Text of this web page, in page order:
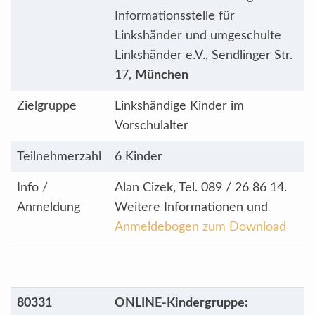
Informationsstelle für
Linkshänder und umgeschulte
Linkshänder e.V., Sendlinger Str.
17, München
Zielgruppe
Linkshändige Kinder im
Vorschulalter
Teilnehmerzahl 6 Kinder
Info /
Anmeldung
Alan Cizek, Tel. 089 / 26 86 14.
Weitere Informationen und
Anmeldebogen zum Download
80331 ONLINE-Kindergruppe: